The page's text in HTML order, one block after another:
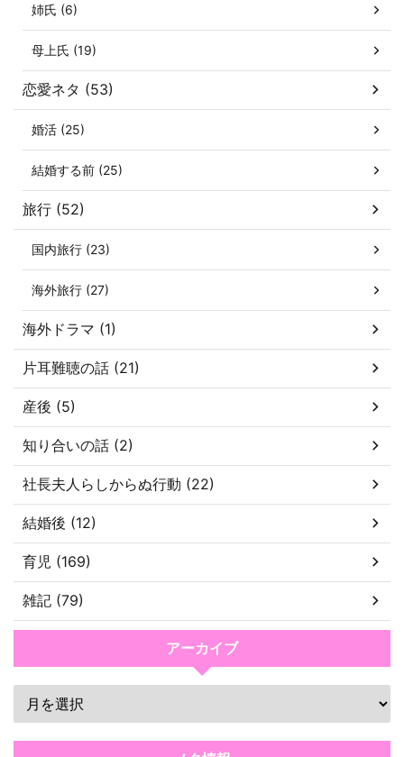
姉氏 (6)
母上氏 (19)
恋愛ネタ (53)
婚活 (25)
結婚する前 (25)
旅行 (52)
国内旅行 (23)
海外旅行 (27)
海外ドラマ (1)
片耳難聴の話 (21)
産後 (5)
知り合いの話 (2)
社長夫人らしからぬ行動 (22)
結婚後 (12)
育児 (169)
雑記 (79)
アーカイブ